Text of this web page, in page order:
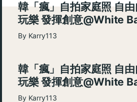
韓「瘋」自拍家庭照 自
玩樂 發揮創意@White
By Karry113
韓「瘋」自拍家庭照 自
玩樂 發揮創意@White
By Karry113